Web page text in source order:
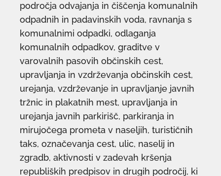
področja odvajanja in čiščenja komunalnih
odpadnih in padavinskih voda, ravnanja s
komunalnimi odpadki, odlaganja
komunalnih odpadkov, graditve v
varovalnih pasovih občinskih cest,
upravljanja in vzdrževanja občinskih cest,
urejanja, vzdrževanje in upravljanje javnih
tržnic in plakatnih mest, upravljanja in
urejanja javnih parkirišč, parkiranja in
mirujočega prometa v naseljih, turističnih
taks, označevanja cest, ulic, naselij in
zgradb, aktivnosti v zadevah kršenja
republiških predpisov in drugih področij, ki